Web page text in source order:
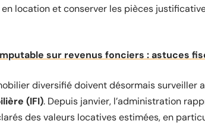
location et conserver les pièces
sur revenus fonciers : astuces
diversifié doivent désormais surveiller
(IFI). Depuis janvier, l’administration
des valeurs locatives estimées, en